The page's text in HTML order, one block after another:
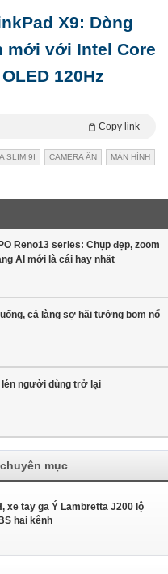
X9: Dòng
mới với Intel Core
120Hz
Copy link
SLIM 9I CAMERA ẨN MÀN HÌNH
Reno13 series: Chụp đẹp, zoom
AI mới là cái hay nhất
cả làng sợ hãi tưởng bom nổ
lén người dùng trở lại
mục
xe tay ga Ý Lambretta J200 lộ
hai kênh